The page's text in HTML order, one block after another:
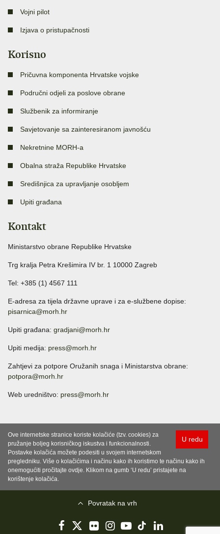
Vojni pilot
Izjava o pristupačnosti
Korisno
Pričuvna komponenta Hrvatske vojske
Područni odjeli za poslove obrane
Službenik za informiranje
Savjetovanje sa zainteresiranom javnošću
Nekretnine MORH-a
Obalna straža Republike Hrvatske
Središnjica za upravljanje osobljem
Upiti građana
Kontakt
Ministarstvo obrane Republike Hrvatske
Trg kralja Petra Krešimira IV br. 1 10000 Zagreb
Tel: +385 (1) 4567 111
E-adresa za tijela državne uprave i za e-službene dopise:
pisarnica@morh.hr
Upiti građana: gradjani@morh.hr
Upiti medija: press@morh.hr
Zahtjevi za potpore Oružanih snaga i Ministarstva obrane:
potpora@morh.hr
Web uredništvo: press@morh.hr
U redu
Ove internetske stranice koriste kolačiće (tzv. cookies) za
pružanje boljeg korisničkog iskustva i funkcionalnosti.
Postavke kolačića možete podesiti u svojem internetskom
pregledniku. Više o kolačićima i načinu kako ih koristimo te načinu kako ih
onemogućiti pročitajte ovdje. Klikom na gumb ‘U redu’ pristajete na
korištenje kolačića.
Povratak na vrh